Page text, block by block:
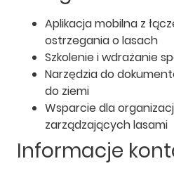
Aplikacja mobilna z
ostrzegania o lasach
Szkolenie i wdrażanie
Narzędzia do
do ziemi
Wsparcie dla
zarządzających lasami
Informacje